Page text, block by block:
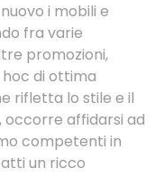
i mobili e
fra varie
promozioni,
hoc di ottima
rifletta lo stile e il
affidarsi ad
competenti in
un ricco